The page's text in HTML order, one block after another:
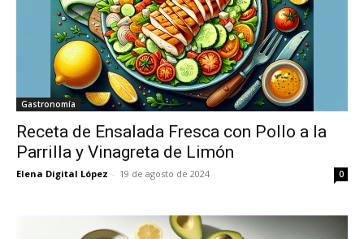
Gastronomía
Receta de Ensalada Fresca con Pollo a la
Parrilla y Vinagreta de Limón
Elena Digital López - 19 de agosto de 2024 0